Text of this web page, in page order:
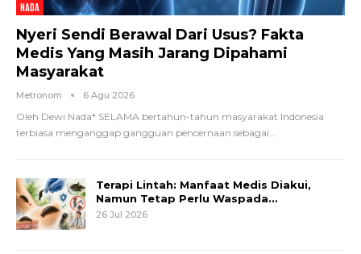
NADA
Nyeri Sendi Berawal Dari Usus? Fakta
Medis Yang Masih Jarang Dipahami
Masyarakat
Metronom 6 Agu 2026
Oleh Dewi Nada* SELAMA bertahun-tahun masyarakat Indonesia
terbiasa menganggap gangguan pencernaan sebagai…
Terapi Lintah: Manfaat Medis Diakui,
Namun Tetap Perlu Waspada…
26 Jul 2026